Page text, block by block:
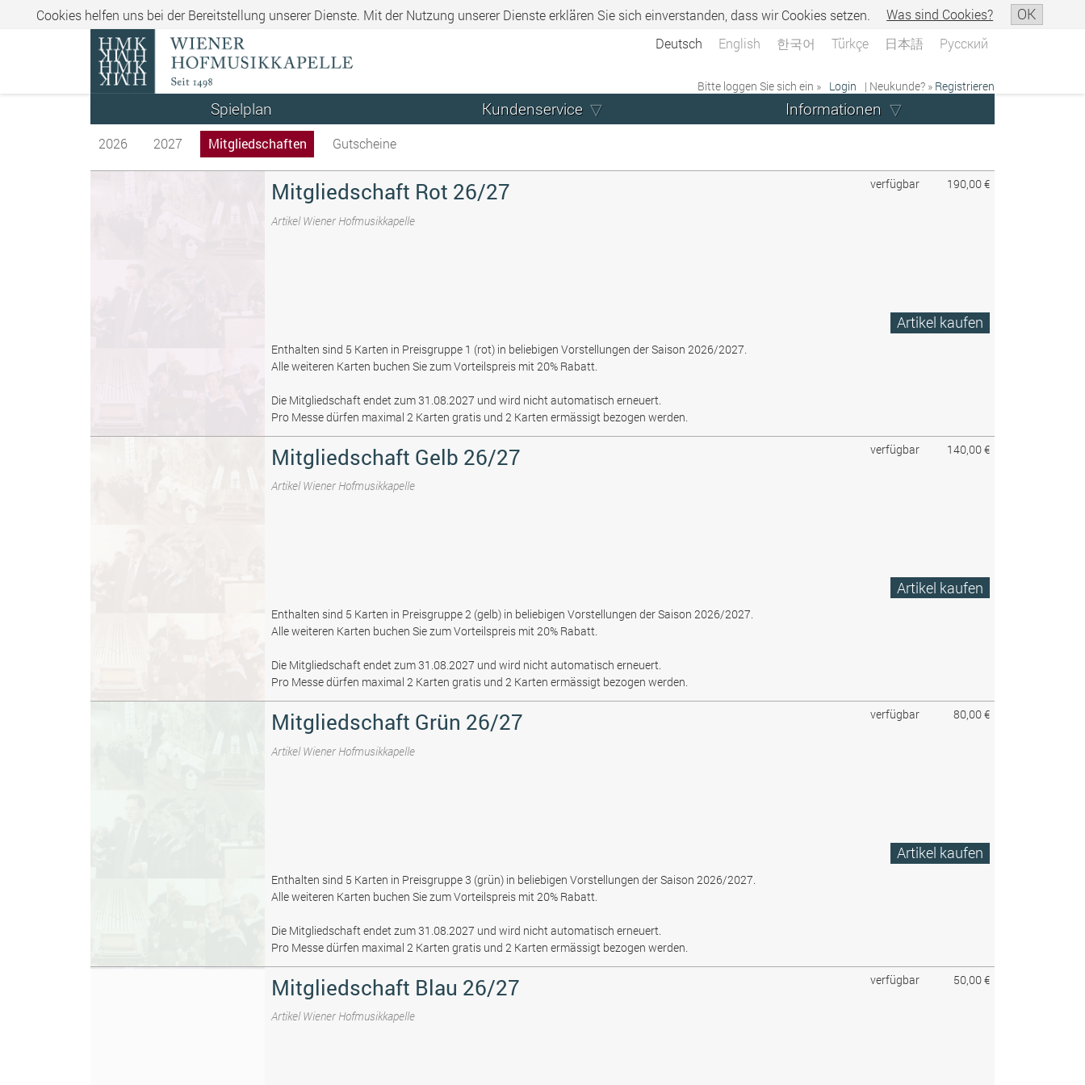
Cookies helfen uns bei der Bereitstellung unserer Dienste. Mit der Nutzung unserer Dienste erklären Sie sich einverstanden, dass wir Cookies setzen. Was sind Cookies? OK
Deutsch English 한국어 Türkçe 日本語 Русский
Bitte loggen Sie sich ein » Login | Neukunde? » Registrieren
Spielplan Kundenservice Informationen
2026 2027 Mitgliedschaften Gutscheine
verfügbar 190,00 €
Mitgliedschaft Rot 26/27
Artikel Wiener Hofmusikkapelle
Artikel kaufen
Enthalten sind 5 Karten in Preisgruppe 1 (rot) in beliebigen Vorstellungen der Saison 2026/2027.
Alle weiteren Karten buchen Sie zum Vorteilspreis mit 20% Rabatt.
Die Mitgliedschaft endet zum 31.08.2027 und wird nicht automatisch erneuert.
Pro Messe dürfen maximal 2 Karten gratis und 2 Karten ermässigt bezogen werden.
verfügbar 140,00 €
Mitgliedschaft Gelb 26/27
Artikel Wiener Hofmusikkapelle
Artikel kaufen
Enthalten sind 5 Karten in Preisgruppe 2 (gelb) in beliebigen Vorstellungen der Saison 2026/2027.
Alle weiteren Karten buchen Sie zum Vorteilspreis mit 20% Rabatt.
Die Mitgliedschaft endet zum 31.08.2027 und wird nicht automatisch erneuert.
Pro Messe dürfen maximal 2 Karten gratis und 2 Karten ermässigt bezogen werden.
verfügbar 80,00 €
Mitgliedschaft Grün 26/27
Artikel Wiener Hofmusikkapelle
Artikel kaufen
Enthalten sind 5 Karten in Preisgruppe 3 (grün) in beliebigen Vorstellungen der Saison 2026/2027.
Alle weiteren Karten buchen Sie zum Vorteilspreis mit 20% Rabatt.
Die Mitgliedschaft endet zum 31.08.2027 und wird nicht automatisch erneuert.
Pro Messe dürfen maximal 2 Karten gratis und 2 Karten ermässigt bezogen werden.
verfügbar 50,00 €
Mitgliedschaft Blau 26/27
Artikel Wiener Hofmusikkapelle